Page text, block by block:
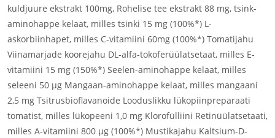
kuldjuure ekstrakt 100mg, Rohelise tee ekstrakt 88 mg, tsink-
aminohappe kelaat, milles tsinki 15 mg (100%*) L-
askorbiinhapet, milles C-vitamiini 60mg (100%*) Tomatijahu
Viinamarjade koorejahu DL-alfa-tokoferüülatsetaat, milles E-
vitamiini 15 mg (150%*) Seelen-aminohappe kelaat, milles
seleeni 50 µg Mangaan-aminohappe kelaat, milles mangaani
2,5 mg Tsitrusbioflavanoide Looduslikku lükopiinpreparaati
tomatist, milles lükopeeni 1,0 mg Klorofülliini Retinüülatsetaati,
milles A-vitamiini 800 µg (100%*) Mustikajahu Kaltsium-D-